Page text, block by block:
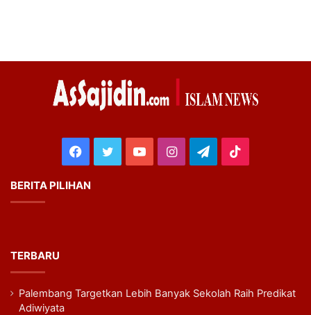
Facebook
TwitterYouTubeInstagram
Telegram
BERITA PILIHAN
TERBARU
Palembang Targetkan Lebih Banyak Sekolah Raih Predikat
Adiwiyata